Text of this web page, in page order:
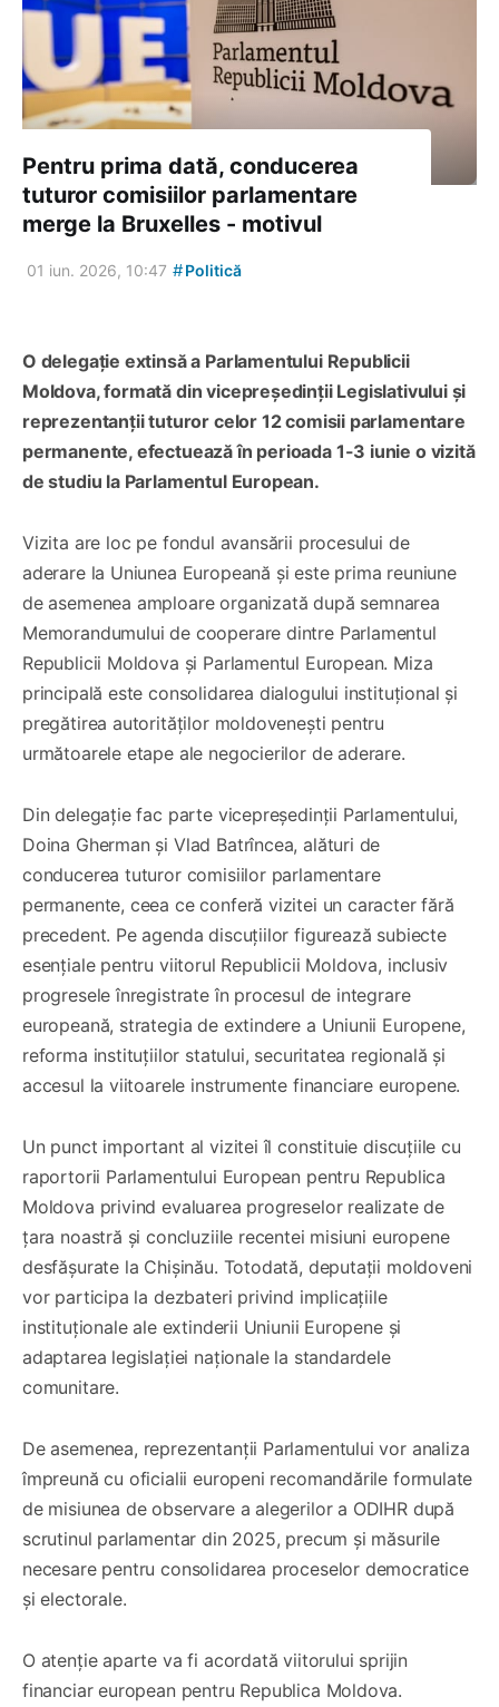
Pentru prima dată, conducerea
tuturor comisiilor parlamentare
merge la Bruxelles - motivul
01 iun. 2026, 10:47 #Politică
O delegație extinsă a Parlamentului Republicii
Moldova, formată din vicepreședinții Legislativului și
reprezentanții tuturor celor 12 comisii parlamentare
permanente, efectuează în perioada 1-3 iunie o vizită
de studiu la Parlamentul European.
Vizita are loc pe fondul avansării procesului de
aderare la Uniunea Europeană și este prima reuniune
de asemenea amploare organizată după semnarea
Memorandumului de cooperare dintre Parlamentul
Republicii Moldova și Parlamentul European. Miza
principală este consolidarea dialogului instituțional și
pregătirea autorităților moldovenești pentru
următoarele etape ale negocierilor de aderare.
Din delegație fac parte vicepreședinții Parlamentului,
Doina Gherman și Vlad Batrîncea, alături de
conducerea tuturor comisiilor parlamentare
permanente, ceea ce conferă vizitei un caracter fără
precedent. Pe agenda discuțiilor figurează subiecte
esențiale pentru viitorul Republicii Moldova, inclusiv
progresele înregistrate în procesul de integrare
europeană, strategia de extindere a Uniunii Europene,
reforma instituțiilor statului, securitatea regională și
accesul la viitoarele instrumente financiare europene.
Un punct important al vizitei îl constituie discuțiile cu
raportorii Parlamentului European pentru Republica
Moldova privind evaluarea progreselor realizate de
țara noastră și concluziile recentei misiuni europene
desfășurate la Chișinău. Totodată, deputații moldoveni
vor participa la dezbateri privind implicațiile
instituționale ale extinderii Uniunii Europene și
adaptarea legislației naționale la standardele
comunitare.
De asemenea, reprezentanții Parlamentului vor analiza
împreună cu oficialii europeni recomandările formulate
de misiunea de observare a alegerilor a ODIHR după
scrutinul parlamentar din 2025, precum și măsurile
necesare pentru consolidarea proceselor democratice
și electorale.
O atenție aparte va fi acordată viitorului sprijin
financiar european pentru Republica Moldova.